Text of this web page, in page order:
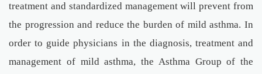
treatment and standardized management will prevent from
the progression and reduce the burden of mild asthma. In
order to guide physicians in the diagnosis, treatment and
management of mild asthma, the Asthma Group of the